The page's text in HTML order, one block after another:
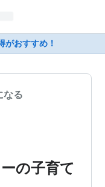
がおすすめ！
なる
の子育て